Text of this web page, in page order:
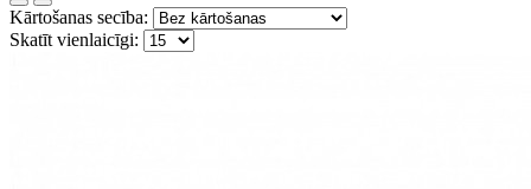
Kārtošanas secība:
Skatīt vienlaicīgi: